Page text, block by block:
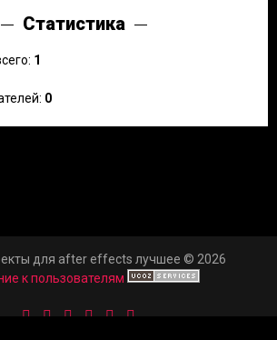
Статистика
1
0
для after effects лучшее © 2026
к пользователям